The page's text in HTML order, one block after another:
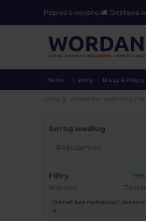
Poproś o wycenę | Dostawa
Marki T-shirty Bluzy & Polary
Sortuj według
Filtry
Wybrane
174
Odzież bez nadruków |